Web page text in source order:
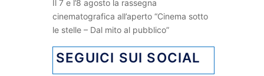
Il 7 e l’8 agosto la rassegna
cinematografica all’aperto “Cinema sotto
le stelle – Dal mito al pubblico”
SEGUICI SUI SOCIAL